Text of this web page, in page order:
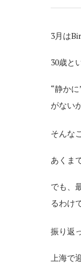
3月は
30歳と
“静か
がない
そんな
あくま
でも、
るわけ
振り返
上海で